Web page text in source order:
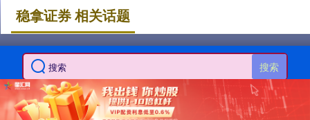
搜索
稳拿证券 相关话题